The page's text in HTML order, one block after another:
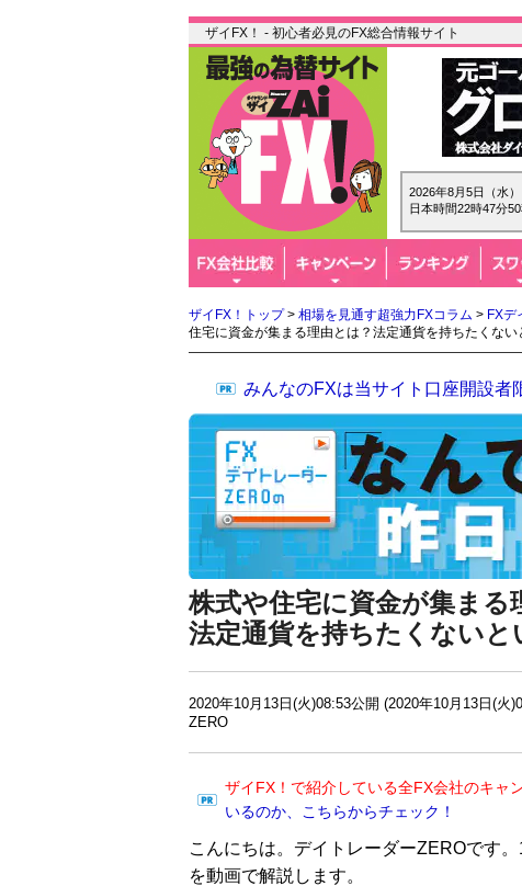
ザイFX！ - 初心者必見のFX総合情報サイト
2026年8月5日（水）
日本時間22時47分
ザイFX！トップ> 相場を見通す超強力FXコラム > FXデ
住宅に資金が集まる理由とは？法定通貨を持ちたくない
みんなのFXは当サイト口座開設者
株式や住宅に資金が集まる
法定通貨を持ちたくないと
2020年10月13日(火)08:53公開 (2020年10月13日(火
ZERO
ザイFX！で紹介している全FX会社のキャ
いるのか、こちらからチェック！
こんにちは。デイトレーダーZEROです
を動画で解説します。